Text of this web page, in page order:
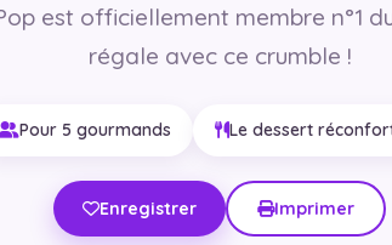
est officiellement membre n°1
régale avec ce crumble !
Pour 5 gourmands Le dessert
Enregistrer Imprimer